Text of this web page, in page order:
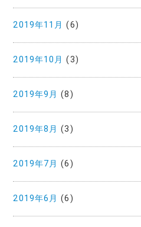
2019年11月 (6)
2019年10月 (3)
2019年9月 (8)
2019年8月 (3)
2019年7月 (6)
2019年6月 (6)